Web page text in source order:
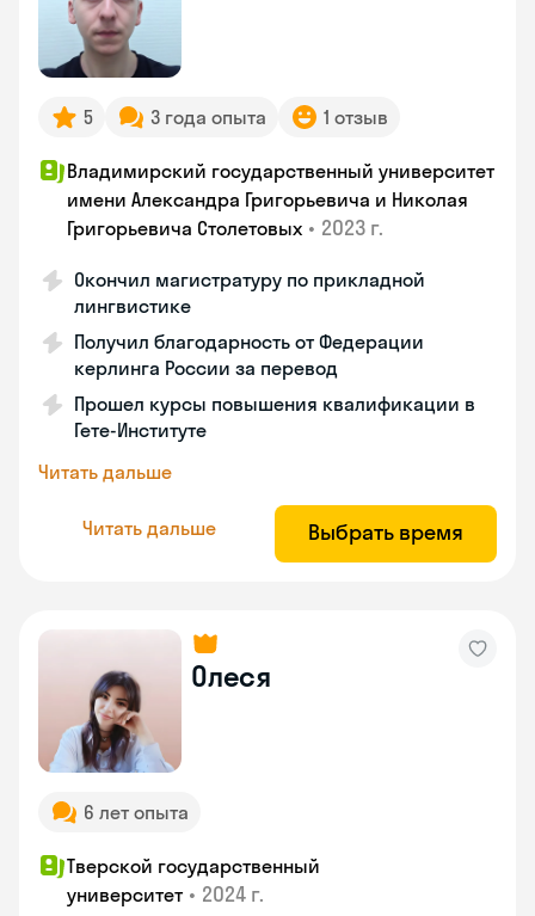
5 3 года опыта 1 отзыв
Владимирский государственный университет
имени Александра Григорьевича и Николая
Григорьевича Столетовых • 2023 г.
Окончил магистратуру по прикладной
лингвистике
Получил благодарность от Федерации
керлинга России за перевод
Прошел курсы повышения квалификации в
Гете-Институте
Читать дальше
Читать дальше Выбрать время
Олеся
6 лет опыта
Тверской государственный
университет • 2024 г.